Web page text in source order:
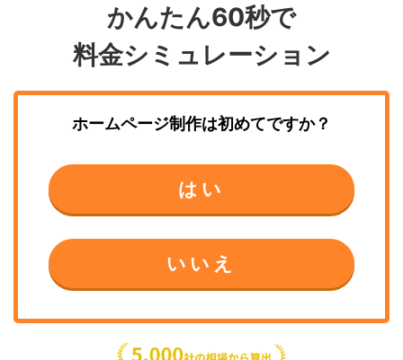
かんたん60秒で
料金シミュレーション
ホームページ制作は初めてですか？
はい
いいえ